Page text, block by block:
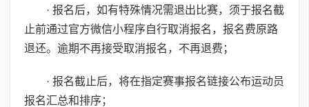
· 报名后，如有特殊情况需退出比赛，须于报名截
止前通过官方微信小程序自行取消报名，报名费原路
退还。逾期不再接受取消报名，不再退费；
· 报名截止后，将在指定赛事报名链接公布运动员
报名汇总和排序；